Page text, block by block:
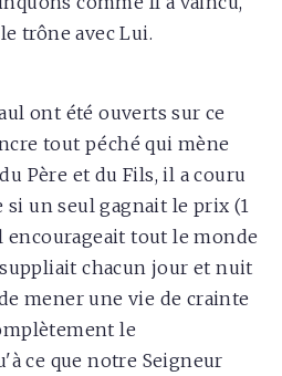
trône avec Lui.
ont été ouverts sur ce
tout péché qui mène
Père et du Fils, il a couru
un seul gagnait le prix (1
encourageait tout le monde
chacun jour et nuit
mener une vie de crainte
le
ce que notre Seigneur